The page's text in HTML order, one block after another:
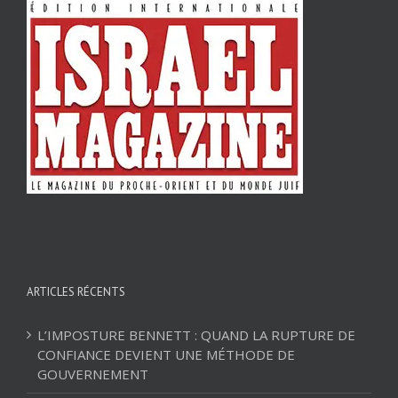
ARTICLES RÉCENTS
L’IMPOSTURE BENNETT : QUAND LA RUPTURE DE
CONFIANCE DEVIENT UNE MÉTHODE DE
GOUVERNEMENT